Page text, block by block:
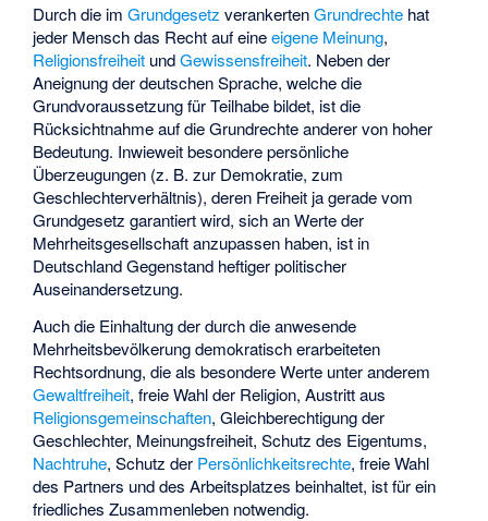
Durch die imGrundgesetz verankertenGrundrechte hat
jeder Mensch das Recht auf eineeigene Meinung,
Religionsfreiheit undGewissensfreiheit. Neben der
Aneignung der deutschen Sprache, welche die
Grundvoraussetzung für Teilhabe bildet, ist die
Rücksichtnahme auf die Grundrechte anderer von hoher
Bedeutung. Inwieweit besondere persönliche
Überzeugungen (z. B. zur Demokratie, zum
Geschlechterverhältnis), deren Freiheit ja gerade vom
Grundgesetz garantiert wird, sich an Werte der
Mehrheitsgesellschaft anzupassen haben, ist in
Deutschland Gegenstand heftiger politischer
Auseinandersetzung.
Auch die Einhaltung der durch die anwesende
Mehrheitsbevölkerung demokratisch erarbeiteten
Rechtsordnung, die als besondere Werte unter anderem
Gewaltfreiheit, freie Wahl der Religion, Austritt aus
Religionsgemeinschaften, Gleichberechtigung der
Geschlechter, Meinungsfreiheit,Schutz des Eigentums,
Nachtruhe, Schutz der Persönlichkeitsrechte, freie Wahl
des Partners und des Arbeitsplatzes beinhaltet, ist für ein
friedliches Zusammenleben notwendig.